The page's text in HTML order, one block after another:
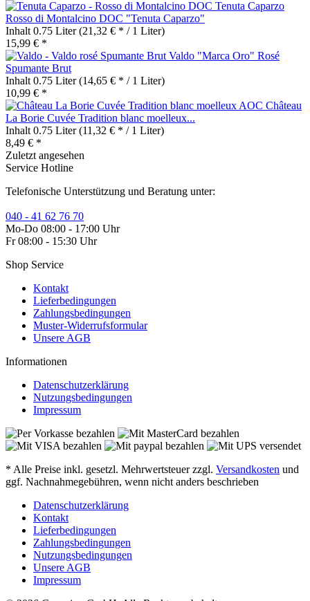
Rosso di Montalcino DOC "Tenuta Caparzo"
Inhalt 0.75 Liter(21,32 € * / 1 Liter)
15,99 € *
Valdo "Marca Oro" Rosé
Spumante Brut
Inhalt 0.75 Liter(14,65 € * / 1 Liter)
10,99 € *
Château
La Borie Cuvée Tradition blanc moelleux...
Inhalt 0.75 Liter(11,32 € * / 1 Liter)
8,49 € *
Zuletzt angesehen
Service Hotline
Telefonische Unterstützung und Beratung unter:
040 - 41 62 76 70
Mo-Do 08:00 - 17:00 Uhr
Fr 08:00 - 15:30 Uhr
Shop Service
Kontakt
Lieferbedingungen
Zahlungsbedingungen
Muster-Widerrufsformular
Unsere AGB
Informationen
Datenschutzerklärung
Nutzungsbedingungen
Impressum
* Alle Preise inkl. gesetzl. Mehrwertsteuer zzgl. Versandkosten und
ggf. Nachnahmegebühren, wenn nicht anders beschrieben
Datenschutzerklärung
Kontakt
Lieferbedingungen
Zahlungsbedingungen
Nutzungsbedingungen
Unsere AGB
Impressum